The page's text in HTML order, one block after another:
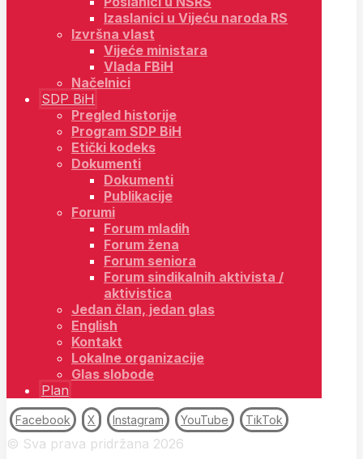
Izaslanici u Vijeću naroda RS
Izvršna vlast
Vijeće ministara
Vlada FBiH
Načelnici
SDP BiH
Pregled historije
Program SDP BiH
Etički kodeks
Dokumenti
Dokumenti
Publikacije
Forumi
Forum mladih
Forum žena
Forum seniora
Forum sindikalnih aktivista /
aktivistica
Jedan član, jedan glas
English
Kontakt
Lokalne organizacije
Glas slobode
Plan
Facebook X Instagram YouTube TikTok
© Sva prava pridržana 2026